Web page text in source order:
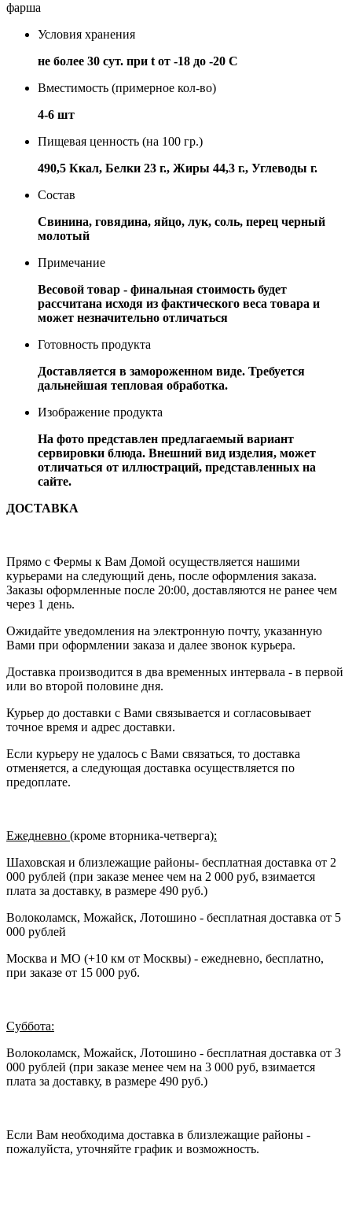
фарша
Условия хранения
не более 30 сут. при t от -18 до -20 С
Вместимость (примерное кол-во)
4-6 шт
Пищевая ценность (на 100 гр.)
490,5 Ккал, Белки 23 г., Жиры 44,3 г., Углеводы г.
Состав
Свинина, говядина, яйцо, лук, соль, перец черный
молотый
Примечание
Весовой товар - финальная стоимость будет
рассчитана исходя из фактического веса товара и
может незначительно отличаться
Готовность продукта
Доставляется в замороженном виде. Требуется
дальнейшая тепловая обработка.
Изображение продукта
На фото представлен предлагаемый вариант
сервировки блюда. Внешний вид изделия, может
отличаться от иллюстраций, представленных на
сайте.
ДОСТАВКА
Прямо с Фермы к Вам Домой осуществляется нашими
курьерами на следующий день, после оформления заказа.
Заказы оформленные после 20:00, доставляются не ранее чем
через 1 день.
Ожидайте уведомления на электронную почту, указанную
Вами при оформлении заказа и далее звонок курьера.
Доставка производится в два временных интервала - в первой
или во второй половине дня.
Курьер до доставки с Вами связывается и согласовывает
точное время и адрес доставки.
Если курьеру не удалось с Вами связаться, то доставка
отменяется, а следующая доставка осуществляется по
предоплате.
Ежедневно (кроме вторника-четверга):
Шаховская и близлежащие районы- бесплатная доставка от 2
000 рублей (при заказе менее чем на 2 000 руб, взимается
плата за доставку, в размере 490 руб.)
Волоколамск, Можайск, Лотошино - бесплатная доставка от 5
000 рублей
Москва и МО (+10 км от Москвы) - ежедневно, бесплатно,
при заказе от 15 000 руб.
Суббота:
Волоколамск, Можайск, Лотошино - бесплатная доставка от 3
000 рублей (при заказе менее чем на 3 000 руб, взимается
плата за доставку, в размере 490 руб.)
Если Вам необходима доставка в близлежащие районы -
пожалуйста, уточняйте график и возможность.